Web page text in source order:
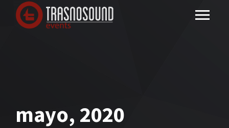
mayo, 2020